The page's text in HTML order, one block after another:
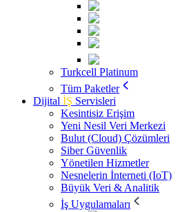
Turkcell Platinum
Tüm Paketler
Dijital İŞ Servisleri
Kesintisiz Erişim
Yeni Nesil Veri Merkezi
Bulut (Cloud) Çözümleri
Siber Güvenlik
Yönetilen Hizmetler
Nesnelerin İnterneti (IoT)
Büyük Veri & Analitik
İş Uygulamaları